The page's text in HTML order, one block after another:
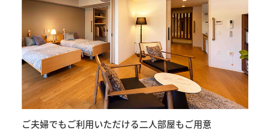
ご夫婦でもご利用いただける二人部屋もご用意